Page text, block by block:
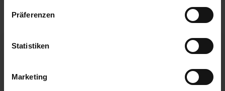
Wir setzen im Rahmen des Trackings auch Dienstleister
in Drittländern außerhalb der EU mit abweichenden
Datenschutzbestimmungen ein, wodurch das Risiko von
behördlichen Zugriffen bzw. von Kontrollverlust bzgl.
Datenschutzhinweise
Präferenzen
Statistiken
Marketing